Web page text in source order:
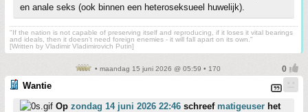
en anale seks (ook binnen een heteroseksueel huwelijk).
"If the nation is not capable of preserving itself and reproducing, if it loses it vital bearings
and ideals, then it doesn't need foreign enemies - it will fall apart on its own."
[Written by Vladimir Vladimirovich Putin]
• maandag 15 juni 2026 @ 05:59 • 170
Wantie
Op zondag 14 juni 2026 22:46 schreef matigeuser het